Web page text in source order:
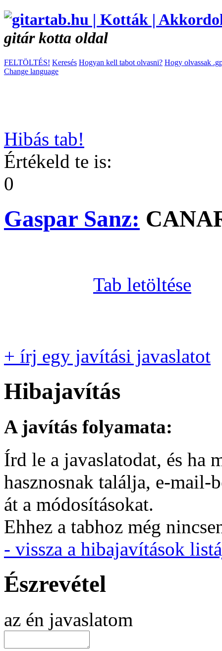
gitár kotta oldal
FELTÖLTÉS! Keresés Hogyan kell tabot olvasni? Hogy olvassak
Change language
Hibás tab!
Értékeld te is:
0
Gaspar Sanz:
Tab letöltése
+ írj egy javítási javaslatot
Hibajavítás
A javítás folyamata:
Írd le a javaslatodat, és ha
hasznosnak találja, e-mail-
át a módosításokat.
Ehhez a tabhoz még
- vissza a hibajavítások
Észrevétel
az én javaslatom